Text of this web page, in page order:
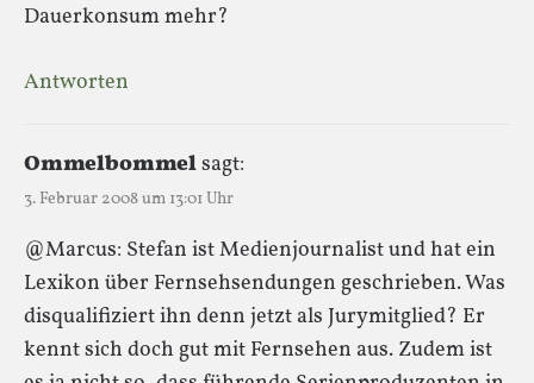
Dauerkonsum mehr?
Antworten
Ommelbommelsagt:
3. Februar 2008 um 13:01 Uhr
@Marcus: Stefan ist Medienjournalist und hat ein
Lexikon über Fernsehsendungen geschrieben. Was
disqualifiziert ihn denn jetzt als Jurymitglied? Er
kennt sich doch gut mit Fernsehen aus. Zudem ist